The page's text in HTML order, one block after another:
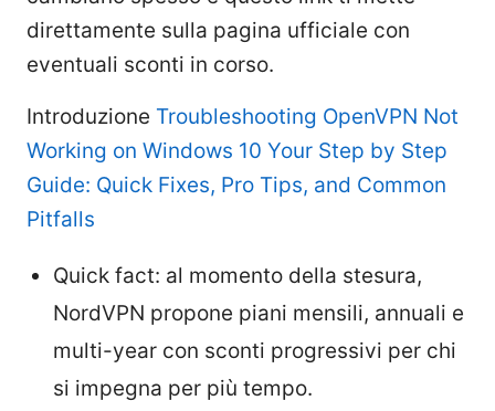
direttamente sulla pagina ufficiale con
eventuali sconti in corso.
Introduzione Troubleshooting OpenVPN Not
Working on Windows 10 Your Step by Step
Guide: Quick Fixes, Pro Tips, and Common
Pitfalls
Quick fact: al momento della stesura,
NordVPN propone piani mensili, annuali e
multi-year con sconti progressivi per chi
si impegna per più tempo.